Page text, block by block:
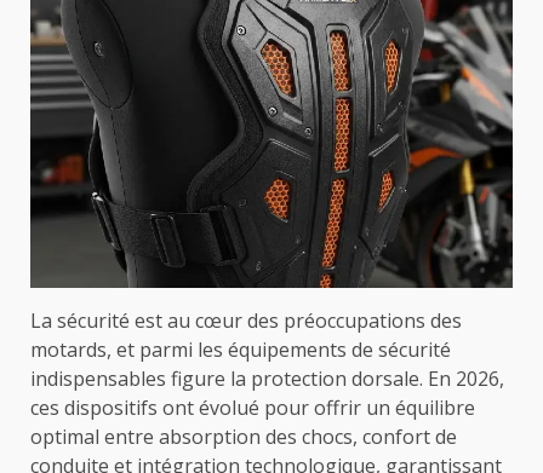
La sécurité est au cœur des préoccupations des
motards, et parmi les équipements de sécurité
indispensables figure la protection dorsale. En 2026,
ces dispositifs ont évolué pour offrir un équilibre
optimal entre absorption des chocs, confort de
conduite et intégration technologique, garantissant